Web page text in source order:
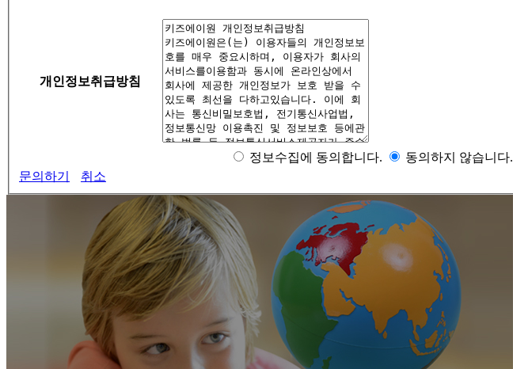
개인정보취급방침
정보수집에 동의합니다.
동의하지 않습니다.
문의하기
취소